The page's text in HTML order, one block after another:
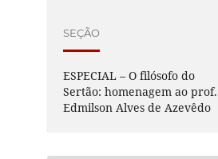
SEÇÃO
ESPECIAL – O filósofo do
Sertão: homenagem ao prof.
Edmilson Alves de Azevêdo